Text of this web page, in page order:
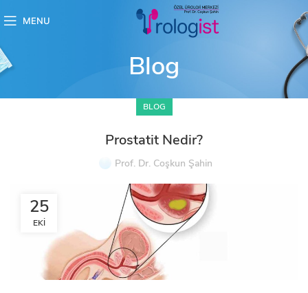
MENU
Blog
BLOG
Prostatit Nedir?
Prof. Dr. Coşkun Şahin
25
EKI